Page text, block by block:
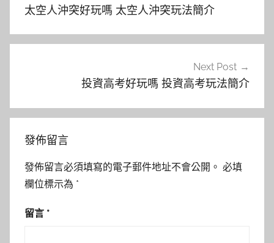
覽
太空人沖突好玩嗎 太空人沖突玩法簡介
Next Post
投資高考好玩嗎 投資高考玩法簡介
發佈留言
發佈留言必須填寫的電子郵件地址不會公開。 必填
欄位標示為 *
留言 *